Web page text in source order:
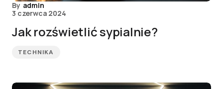
By admin
3 czerwca 2024
Jak rozświetlić sypialnie?
TECHNIKA